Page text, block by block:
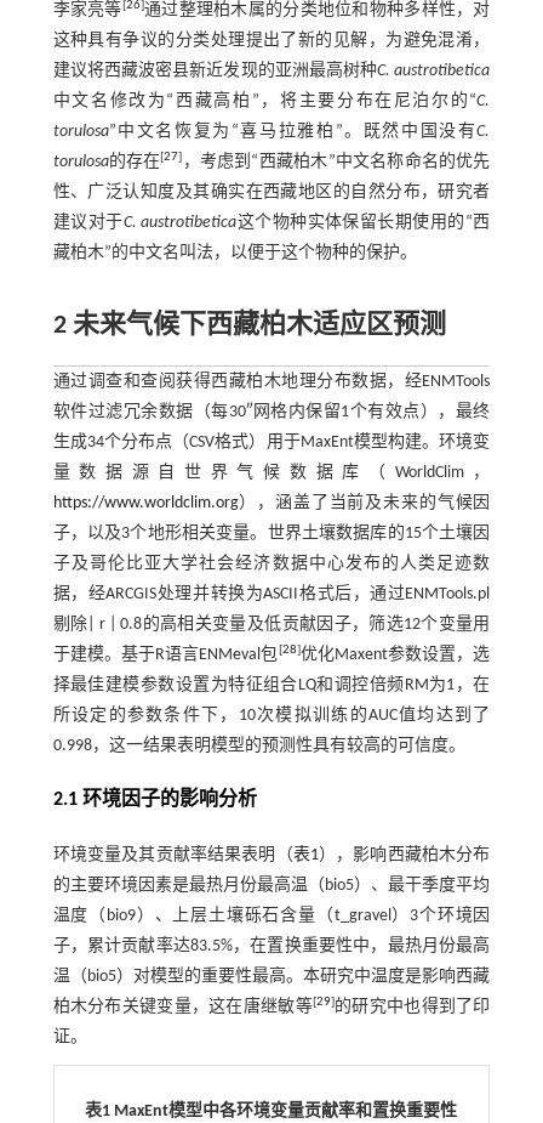
李家亮等[26]通过整理柏木属的分类地位和物种多样性，对
这种具有争议的分类处理提出了新的见解，为避免混淆，
建议将西藏波密县新近发现的亚洲最高树种C. austrotibetica
中文名修改为“西藏高柏”，将主要分布在尼泊尔的“C.
torulosa”中文名恢复为“喜马拉雅柏”。既然中国没有C.
torulosa的存在[27] ，考虑到“西藏柏木”中文名称命名的优先
性、广泛认知度及其确实在西藏地区的自然分布，研究者
建议对于C. austrotibetica这个物种实体保留长期使用的“西
藏柏木”的中文名叫法，以便于这个物种的保护。
2 未来气候下西藏柏木适应区预测
通过调查和查阅获得西藏柏木地理分布数据，经ENMTools
软件过滤冗余数据（每30″网格内保留1个有效点），最终
生成34个分布点（CSV格式）用于MaxEnt模型构建。环境变
量数据源自世界气候数据库（WorldClim，
https://www.worldclim.org），涵盖了当前及未来的气候因
子，以及3个地形相关变量。世界土壤数据库的15个土壤因
子及哥伦比亚大学社会经济数据中心发布的人类足迹数
据，经ARCGIS处理并转换为ASCII格式后，通过ENMTools.pl
剔除| r | 0.8的高相关变量及低贡献因子，筛选12个变量用
于建模。基于R语言ENMeval包[28]优化Maxent参数设置，选
择最佳建模参数设置为特征组合LQ和调控倍频RM为1，在
所设定的参数条件下，10次模拟训练的AUC值均达到了
0.998，这一结果表明模型的预测性具有较高的可信度。
2.1 环境因子的影响分析
环境变量及其贡献率结果表明（表1），影响西藏柏木分布
的主要环境因素是最热月份最高温（bio5）、最干季度平均
温度（bio9）、上层土壤砾石含量（t_gravel）3个环境因
子，累计贡献率达83.5%，在置换重要性中，最热月份最高
温（bio5）对模型的重要性最高。本研究中温度是影响西藏
柏木分布关键变量，这在唐继敏等[29]的研究中也得到了印
证。
表1 MaxEnt模型中各环境变量贡献率和置换重要性